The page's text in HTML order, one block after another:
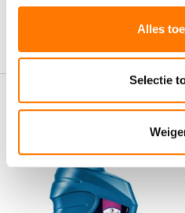
Alles
Selectie
Gerelateerde